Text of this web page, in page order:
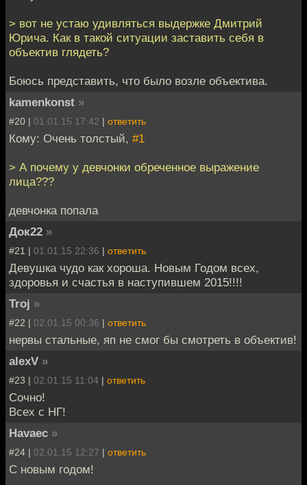
> вот не устаю удивляться выдержке Дмитрий
Юрича. Как в такой ситуации заставить себя в
объектив глядеть?
Боюсь представить, что было возле объектива.
kamenkonst »
#20 | 01.01.15 17:42 | ответить
Кому: Очень толстый, #1
> А почему у девчонки обреченное выражение
лица???
девчонка попала
Док22 »
#21 | 01.01.15 22:36 | ответить
Девушка чудо как хороша. Новым Годом всех,
здоровья и счастья в наступившем 2015!!!!
Troj »
#22 | 02.01.15 00:36 | ответить
нервы стальные, яп не смог бы смотреть в объектив!
alexV »
#23 | 02.01.15 11:04 | ответить
Сочно!
Всех с НГ!
Havaec »
#24 | 02.01.15 12:27 | ответить
С новым годом!